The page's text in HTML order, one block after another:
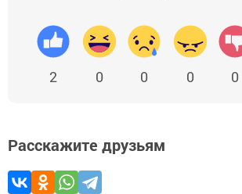
2 0 0 0 0
Расскажите друзьям